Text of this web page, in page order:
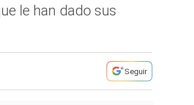
le han dado sus
Seguir